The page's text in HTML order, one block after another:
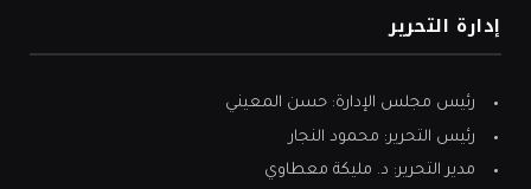
إدارة التحرير
رئيس مجلس الإدارة: حسن المعيني
رئيس التحرير: محمود النجار
مدير التحرير: د. مليكة معطاوي